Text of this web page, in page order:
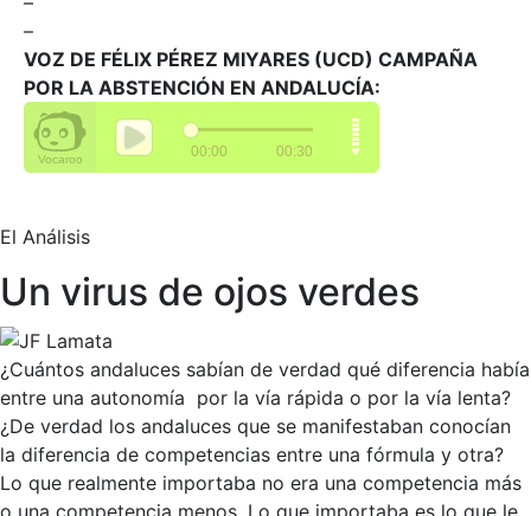
–
VOZ DE FÉLIX PÉREZ MIYARES (UCD) CAMPAÑA
POR LA ABSTENCIÓN EN ANDALUCÍA:
El Análisis
Un virus de ojos verdes
¿Cuántos andaluces sabían de verdad qué diferencia había
entre una autonomía por la vía rápida o por la vía lenta?
¿De verdad los andaluces que se manifestaban conocían
la diferencia de competencias entre una fórmula y otra?
Lo que realmente importaba no era una competencia más
o una competencia menos. Lo que importaba es lo que le